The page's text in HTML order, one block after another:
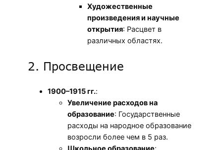
Художественные
произведения и научные
открытия: Расцвет в
различных областях.
2. Просвещение
1900–1915 гг.:
Увеличение расходов на
образование: Государственные
расходы на народное образование
возросли более чем в 5 раз.